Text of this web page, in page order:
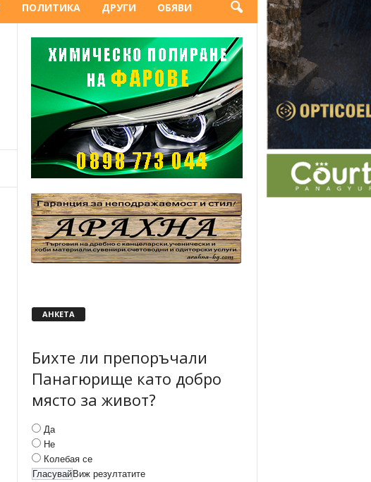
ПОЛИТИКА ДРУГИ ОБЯВИ
АНКЕТА
Бихте ли препоръчали
Панагюрище като добро
място за живот?
Да
Не
Колебая се
Виж резултатите